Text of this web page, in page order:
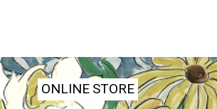
ONLINE STORE